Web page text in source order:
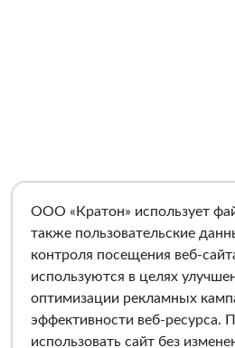
ООО «Кратон» использует
также пользовательские
контроля посещения веб-
используются в целях
оптимизации рекламных
эффективности веб-ресурса.
использовать сайт без